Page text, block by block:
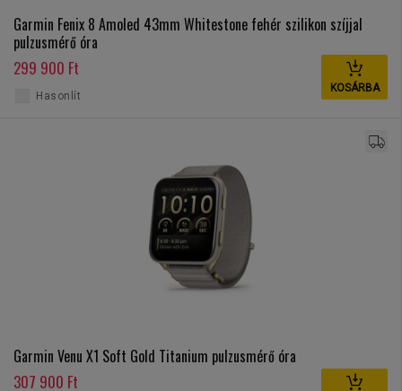
Garmin Fenix 8 Amoled 43mm Whitestone fehér szilikon szíjjal
pulzusmérő óra
299 900 Ft
KOSÁRBA
Hasonlít
Garmin Venu X1 Soft Gold Titanium pulzusmérő óra
307 900 Ft